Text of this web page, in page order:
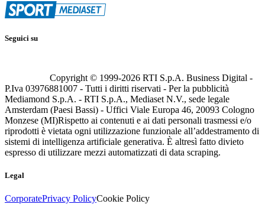
Seguici su
Copyright © 1999-2026 RTI S.p.A. Business Digital -
P.Iva 03976881007 - Tutti i diritti riservati - Per la pubblicità
Mediamond S.p.A. - RTI S.p.A., Mediaset N.V., sede legale
Amsterdam (Paesi Bassi) - Uffici Viale Europa 46, 20093 Cologno
Monzese (MI)Rispetto ai contenuti e ai dati personali trasmessi e/o
riprodotti è vietata ogni utilizzazione funzionale all’addestramento di
sistemi di intelligenza artificiale generativa. È altresì fatto divieto
espresso di utilizzare mezzi automatizzati di data scraping.
Legal
CorporatePrivacy PolicyCookie Policy